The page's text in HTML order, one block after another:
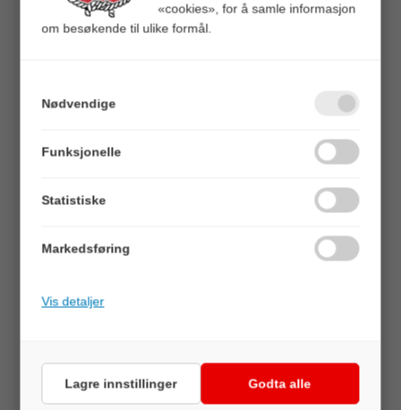
Nytt campingbord som er
som gjør at det er meget lett
ujevnt gulv. Bordet er lett å
montere og legge sammen,
Vekt: 3,9kg inkl bag.
«cookies», for å samle informasjon
om besøkende til ulike formål.
Nødvendige
Funksjonelle
Statistiske
Markedsføring
Vis detaljer
Lagre innstillinger Godta alle